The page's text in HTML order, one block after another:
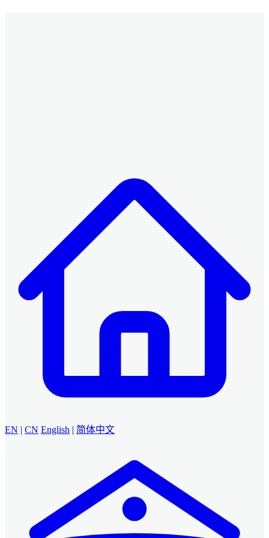
EN | CN English | 简体中文